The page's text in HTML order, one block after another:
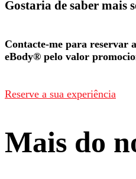
Gostaria de saber mais
Contacte-me para reservar
eBody® pelo valor
Reserve a sua experiência
Mais do